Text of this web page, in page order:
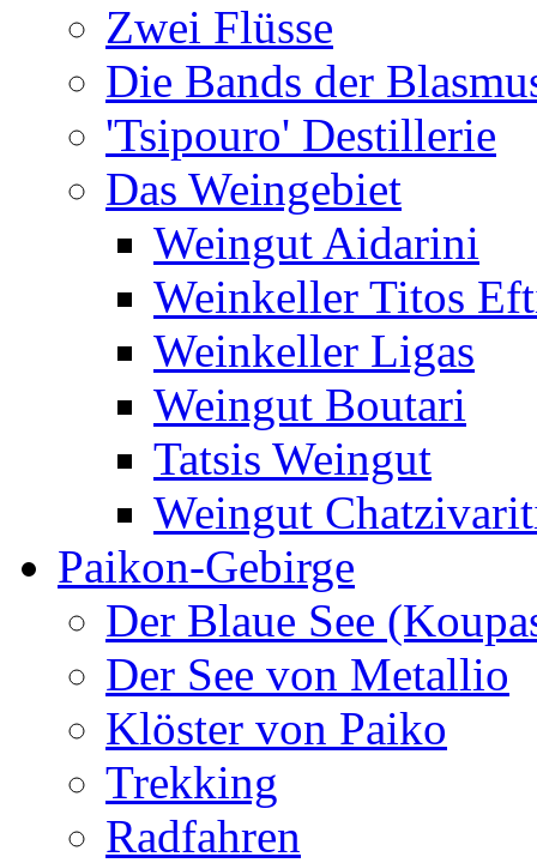
Zwei Flüsse
Die Bands der
'Tsipouro' Destillerie
Das Weingebiet
Weingut Aidarini
Weinkeller Titos
Weinkeller Ligas
Weingut Boutari
Tatsis Weingut
Weingut
Paikon-Gebirge
Der Blaue See
Der See von Metallio
Klöster von Paiko
Trekking
Radfahren